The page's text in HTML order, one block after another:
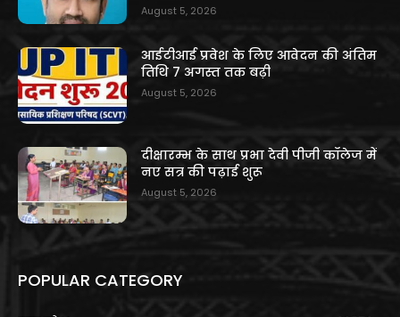
August 5, 2026
आईटीआई प्रवेश के लिए आवेदन की अंतिम
तिथि 7 अगस्त तक बढ़ी
August 5, 2026
दीक्षारम्भ के साथ प्रभा देवी पीजी कॉलेज में
नए सत्र की पढ़ाई शुरू
August 5, 2026
POPULAR CATEGORY